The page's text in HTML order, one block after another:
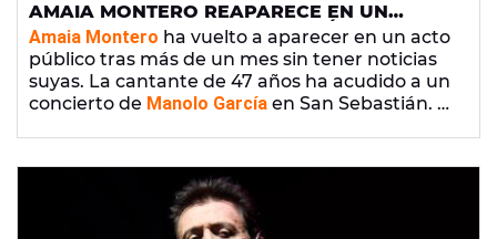
AMAIA MONTERO REAPARECE EN UN
CONCIERTO DE MANOLO GARCÍA Y CANTA
'PÁJAROS DE BARRO'
Amaia Montero ha vuelto a aparecer en un acto
público tras más de un mes sin tener noticias
suyas. La cantante de 47 años ha acudido a un
concierto de Manolo García en San Sebastián. Al
Pájaros de barro.